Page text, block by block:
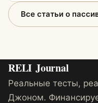
Все статьи о
RELI Journal
Реальные тесты,
Джоном.